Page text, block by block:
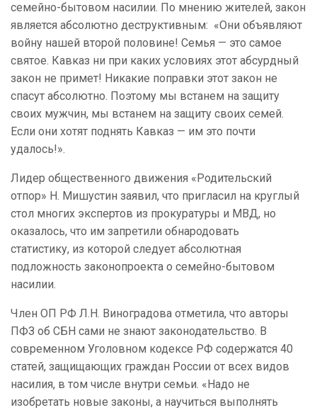
семейно-бытовом насилии. По мнению жителей, закон
является абсолютно деструктивным: «Они объявляют
войну нашей второй половине! Семья — это самое
святое. Кавказ ни при каких условиях этот абсурдный
закон не примет! Никакие поправки этот закон не
спасут абсолютно. Поэтому мы встанем на защиту
своих мужчин, мы встанем на защиту своих семей.
Если они хотят поднять Кавказ — им это почти
удалось!».
Лидер общественного движения «Родительский
отпор» Н. Мишустин заявил, что пригласил на круглый
стол многих экспертов из прокуратуры и МВД, но
оказалось, что им запретили обнародовать
статистику, из которой следует абсолютная
подложность законопроекта о семейно-бытовом
насилии.
Член ОП РФ Л.Н. Виноградова отметила, что авторы
ПФЗ об СБН сами не знают законодательство. В
современном Уголовном кодексе РФ содержатся 40
статей, защищающих граждан России от всех видов
насилия, в том числе внутри семьи. «Надо не
изобретать новые законы, а научиться выполнять